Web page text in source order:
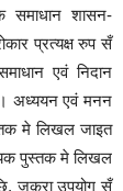
समाधान शासन-
प्रत्यक्ष रुप सँ
एवं निदान
अध्ययन एवं मनन
मे लिखल जाइत
पुस्तक मे लिखल
जकरा उपयोग सँ